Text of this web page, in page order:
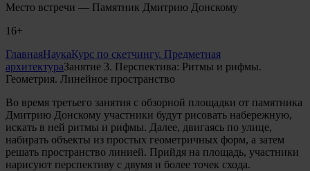
Место встречи — Памятник Дмитрию Донскому
16+
ГлавнаяНаукаКурс по скетчингу. Предметная
архитектураЗанятие 3. Перспектива: Ритмы и рифмы.
Геометрия. Линейное пространство
Во время третьего занятия с обзорной площадки от памятника
Дмитрию Донскому участники будут рисовать набережную,
искать в ней ритмы и рифмы. Далее, двигаясь по улице,
набирать объекты из простых геометричных форм, а затем
решать пространство линией. Прийдя на площадь, участники
нарисуют перспективу с двумя и более точек схода.